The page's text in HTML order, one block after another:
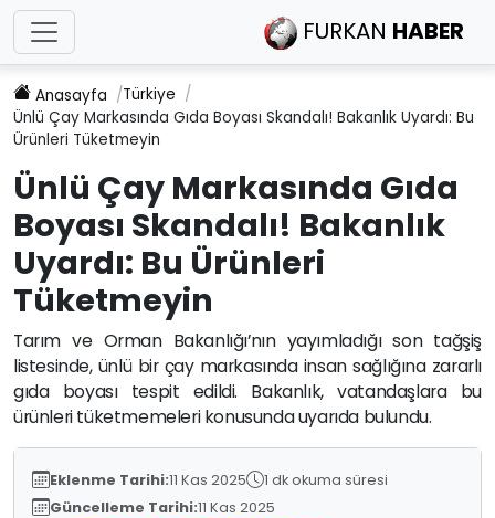
FURKAN HABER
Anasayfa
Türkiye
Ünlü Çay Markasında Gıda Boyası Skandalı! Bakanlık Uyardı: Bu
Ürünleri Tüketmeyin
Ünlü Çay Markasında Gıda
Boyası Skandalı! Bakanlık
Uyardı: Bu Ürünleri
Tüketmeyin
Tarım ve Orman Bakanlığı’nın yayımladığı son tağşiş
listesinde, ünlü bir çay markasında insan sağlığına zararlı
gıda boyası tespit edildi. Bakanlık, vatandaşlara bu
ürünleri tüketmemeleri konusunda uyarıda bulundu.
Eklenme Tarihi:11 Kas 2025
1 dk okuma süresi
Güncelleme Tarihi:11 Kas 2025